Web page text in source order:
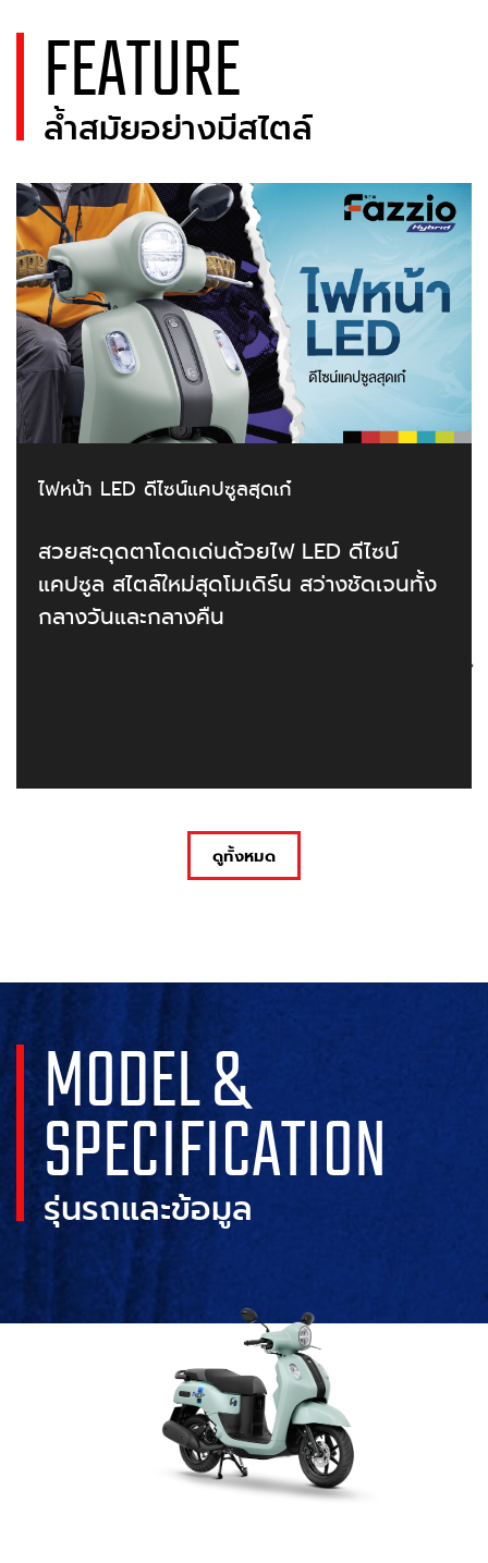
FEATURE
ล้ำสมัยอย่างมีสไตล์
ดูทั้งหมด
ไฟหน้า LED ดีไซน์แคปซูลสุดเก๋
สวยสะดุดตาโดดเด่นด้วยไฟ LED ดีไซน์
แคปซูล สไตล์ใหม่สุดโมเดิร์น สว่างชัดเจนทั้ง
กลางวันและกลางคืน
MODEL &
SPECIFICATION
รุ่นรถและข้อมูล